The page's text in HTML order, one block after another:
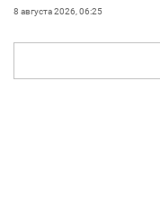
8 августа 2026, 06:25